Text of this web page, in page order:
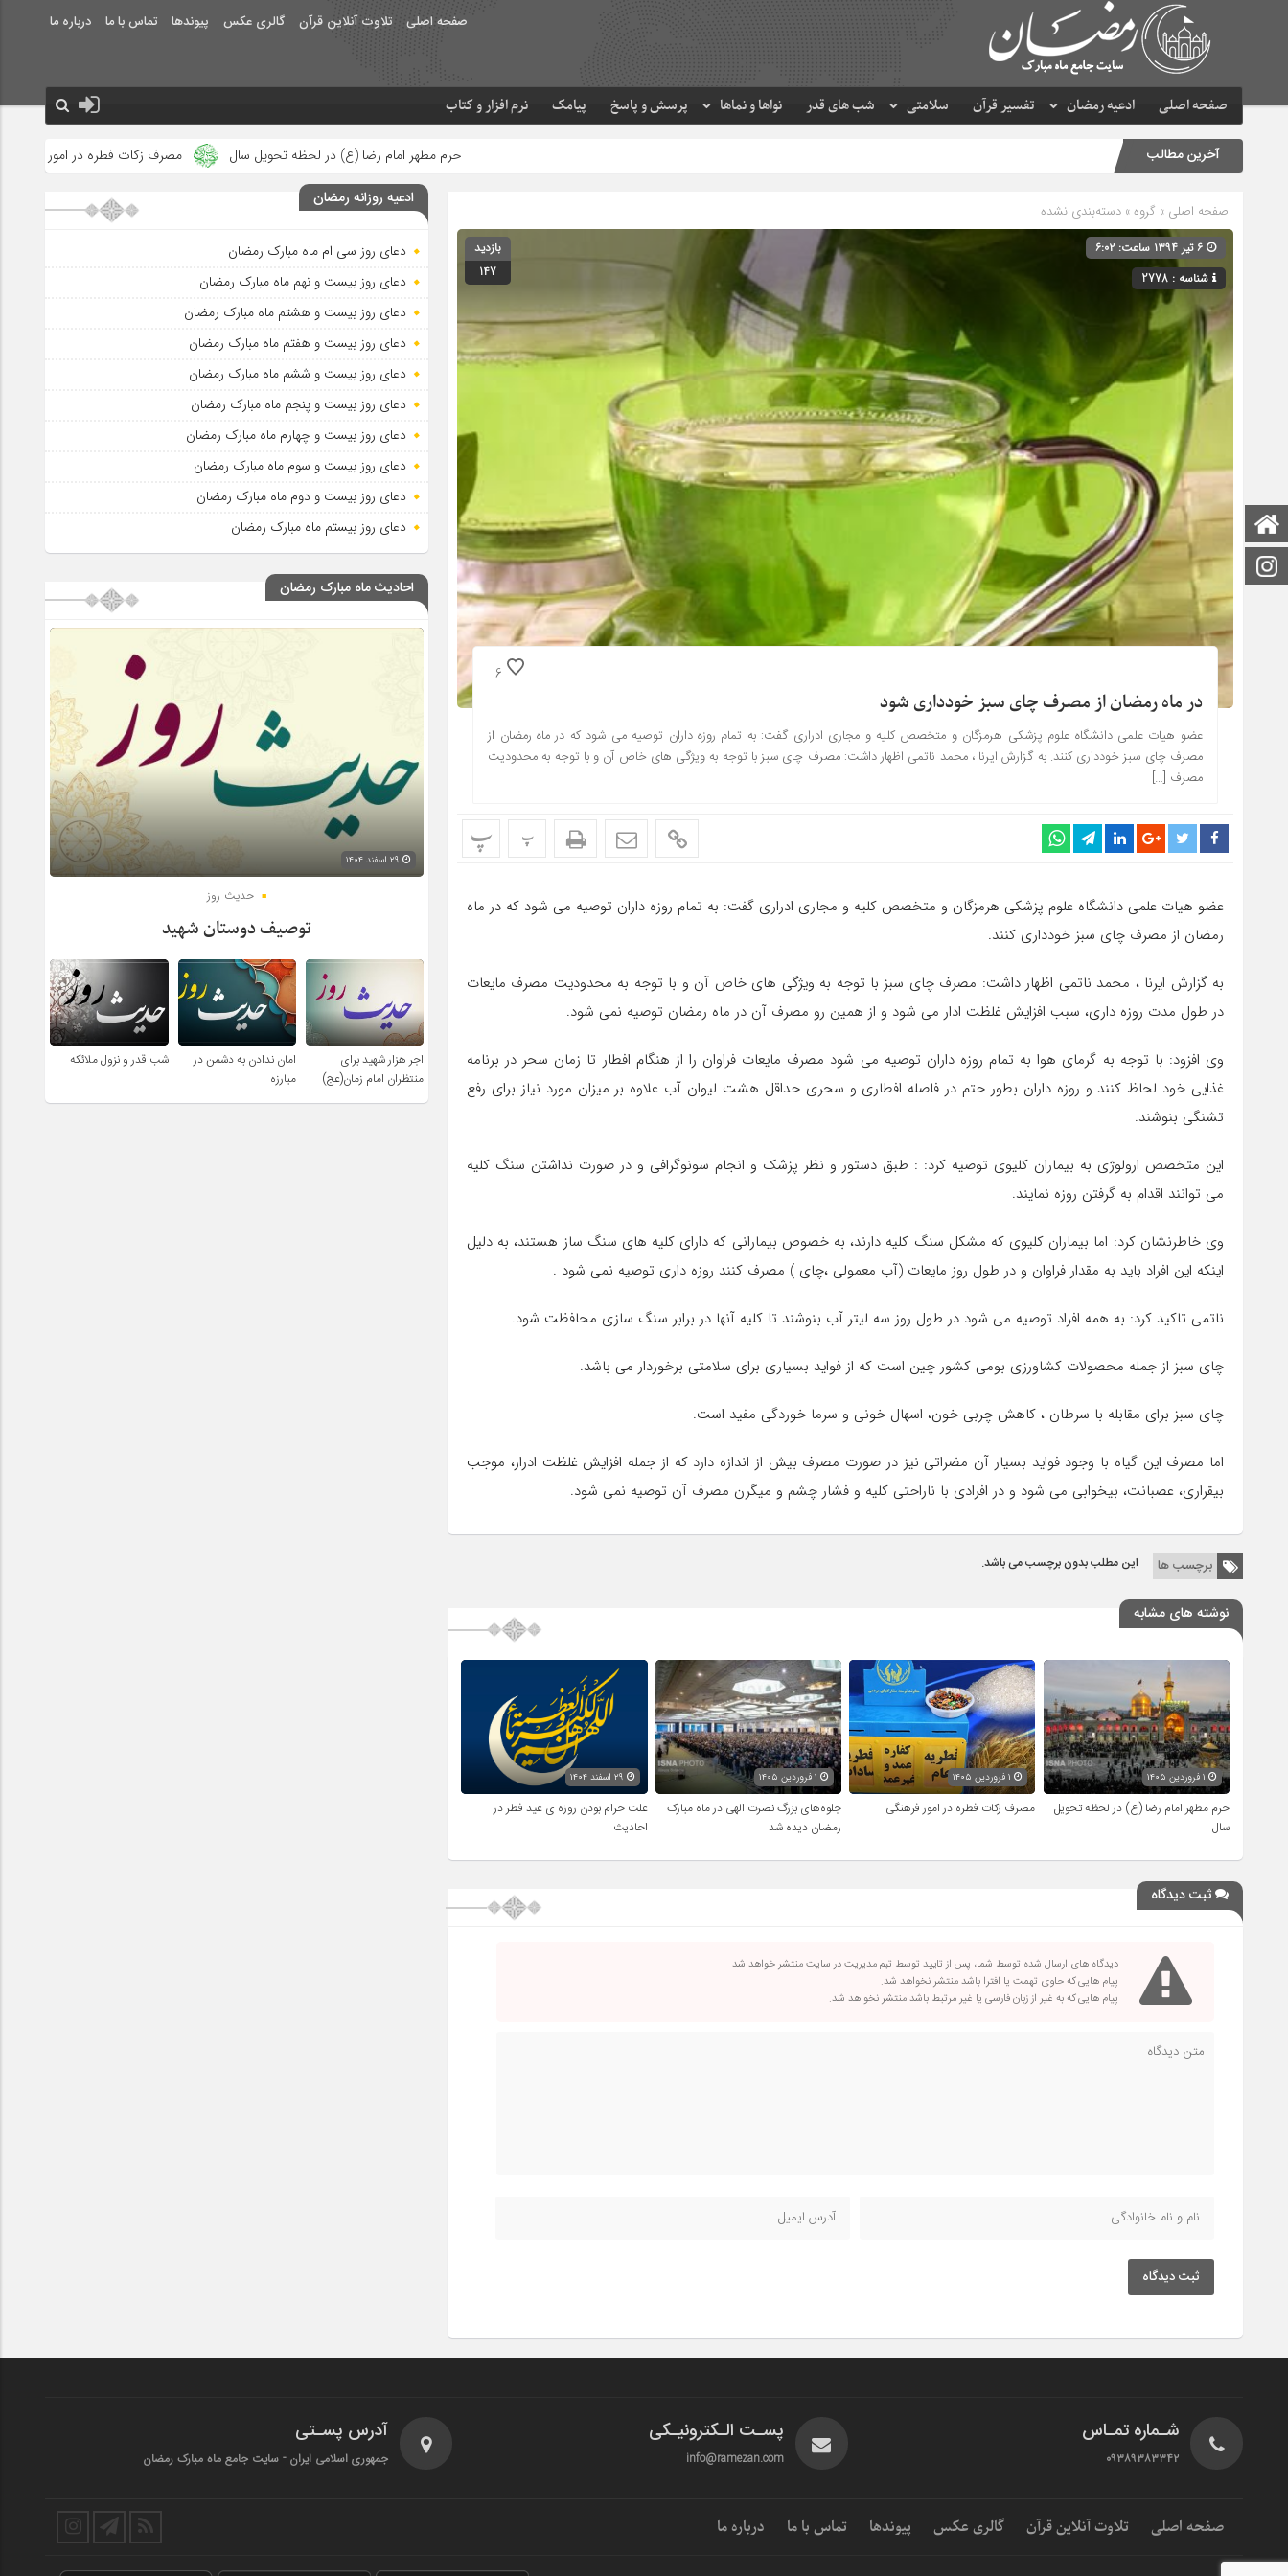
صفحه اصلی تلاوت آنلاین قرآن گالری عکس پیوندها تماس با ما درباره ما
صفحه اصلی ادعیه رمضان تفسیر قرآن سلامتی شب های قدر نواها و نماها پرسش و پاسخ پیامک نرم افزار و کتاب
صفحه اصلی
اینستاگرام
آخرین مطالب حرم مطهر امام رضا (ع) در لحظه تحویل سال مصرف زکات فطره در امور فرهنگی جلوه‌های بزرگ
صفحه اصلی » گروه » دسته‌بندی نشده
شناسه : 2778
بازدید
147
6
در ماه رمضان از مصرف چای سبز خودداری شود
عضو هیات علمی دانشگاه علوم پزشکی هرمزگان و متخصص کلیه و مجاری ادراری گفت: به تمام روزه داران توصیه می شود که در ماه رمضان از
مصرف چای سبز خودداری کنند. به گزارش ایرنا ، محمد ناتمی اظهار داشت: مصرف چای سبز با توجه به ویژگی های خاص آن و با توجه به محدودیت
مصرف […]
پ پ
عضو هیات علمی دانشگاه علوم پزشکی هرمزگان و متخصص کلیه و مجاری ادراری گفت: به تمام روزه داران توصیه می شود که در ماه
رمضان از مصرف چای سبز خودداری کنند.
به گزارش ایرنا ، محمد ناتمی اظهار داشت: مصرف چای سبز با توجه به ویژگی های خاص آن و با توجه به محدودیت مصرف مایعات
در طول مدت روزه داری، سبب افزایش غلظت ادار می شود و از همین رو مصرف آن در ماه رمضان توصیه نمی شود.
وی افزود: با توجه به گرمای هوا به تمام روزه داران توصیه می شود مصرف مایعات فراوان را از هنگام افطار تا زمان سحر در برنامه
غذایی خود لحاظ کنند و روزه داران بطور حتم در فاصله افطاری و سحری حداقل هشت لیوان آب علاوه بر میزان مورد نیاز برای رفع
تشنگی بنوشند.
این متخصص ارولوژی به بیماران کلیوی توصیه کرد: : طبق دستور و نظر پزشک و انجام سونوگرافی و در صورت نداشتن سنگ کلیه
می توانند اقدام به گرفتن روزه نمایند.
وی خاطرنشان کرد: اما بیماران کلیوی که مشکل سنگ کلیه دارند، به خصوص بیمارانی که دارای کلیه های سنگ ساز هستند، به دلیل
اینکه این افراد باید به مقدار فراوان و در طول روز مایعات (آب معمولی ،چای ) مصرف کنند روزه داری توصیه نمی شود .
ناتمی تاکید کرد: به همه افراد توصیه می شود در طول روز سه لیتر آب بنوشند تا کلیه آنها در برابر سنگ سازی محافظت شود.
چای سبز از جمله محصولات کشاورزی بومی کشور چین است که از فواید بسیاری برای سلامتی برخوردار می باشد.
چای سبز برای مقابله با سرطان ، کاهش چربی خون، اسهال خونی و سرما خوردگی مفید است.
اما مصرف این گیاه با وجود فواید بسیار آن مضراتی نیز در صورت مصرف بیش از اندازه دارد که از جمله افزایش غلظت ادرار، موجب
بیقراری، عصبانت، بیخوابی می شود و در افرادی با ناراحتی کلیه و فشار چشم و میگرن مصرف آن توصیه نمی شود.
برچسب ها این مطلب بدون برچسب می باشد.
نوشته های مشابه
حرم مطهر امام رضا (ع) در لحظه تحویل
سال
۱ فروردین ۱۴۰۵
مصرف زکات فطره در امور فرهنگی
جلوه‌های بزرگ نصرت الهی در ماه مبارک
رمضان دیده شد
علت حرام بودن روزه ی عید فطر در
احادیث
ثبت دیدگاه
دیدگاه های ارسال شده توسط شما، پس از تایید توسط تیم مدیریت در سایت منتشر خواهد شد.
پیام هایی که حاوی تهمت یا افترا باشد منتشر نخواهد شد.
پیام هایی که به غیر از زبان فارسی یا غیر مرتبط باشد منتشر نخواهد شد.
ثبت دیدگاه
ادعیه روزانه رمضان
دعای روز سی ام ماه مبارک رمضان
دعای روز بیست و نهم ماه مبارک رمضان
دعای روز بیست و هشتم ماه مبارک رمضان
دعای روز بیست و هفتم ماه مبارک رمضان
دعای روز بیست و ششم ماه مبارک رمضان
دعای روز بیست و پنجم ماه مبارک رمضان
دعای روز بیست و چهارم ماه مبارک رمضان
دعای روز بیست و سوم ماه مبارک رمضان
دعای روز بیست و دوم ماه مبارک رمضان
دعای روز بیستم ماه مبارک رمضان
احادیث ماه مبارک رمضان
حدیث روز
توصیف دوستان شهید
اجر هزار شهید برای
منتظران امام زمان(عج)
امان ندادن به دشمن در
مبارزه
شب قدر و نزول ملائکه
شـماره تمـاس
۰۹۳۸۹۳۸۳۳۴۲
پسـت الـکترونیـکی
info@ramezan.com
آدرس پسـتی
جمهوری اسلامی ایران - سایت جامع ماه مبارک رمضان
صفحه اصلی تلاوت آنلاین قرآن گالری عکس پیوندها تماس با ما درباره ما